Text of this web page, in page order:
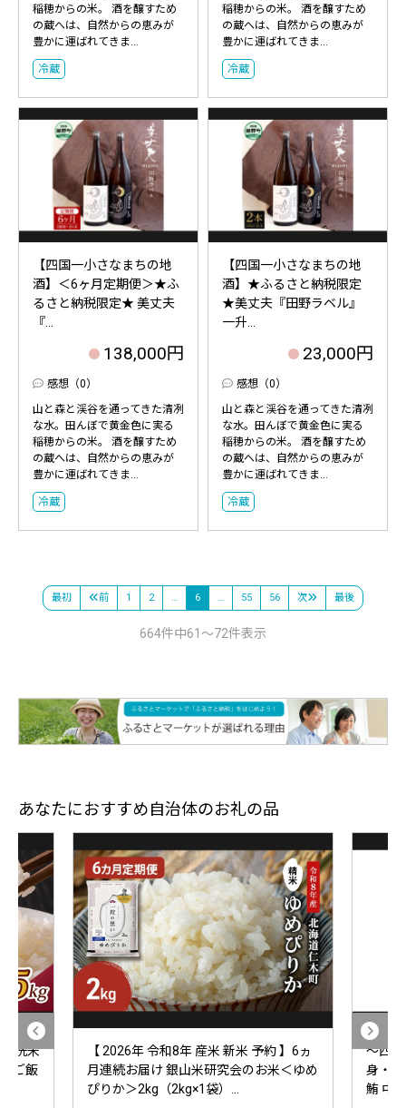
稲穂からの米。 酒を醸すため
の蔵へは、自然からの恵みが
豊かに運ばれてきま...
冷蔵
稲穂からの米。 酒を醸すため
の蔵へは、自然からの恵みが
豊かに運ばれてきま...
冷蔵
【四国一小さなまちの地
酒】＜6ヶ月定期便＞★ふ
るさと納税限定★ 美丈夫
『...
138,000円
感想（0）
山と森と渓谷を通ってきた清冽
な水。田んぼで黄金色に実る
稲穂からの米。 酒を醸すため
の蔵へは、自然からの恵みが
豊かに運ばれてきま...
冷蔵
【四国一小さなまちの地
酒】★ふるさと納税限定
★美丈夫『田野ラベル』
一升...
23,000円
感想（0）
山と森と渓谷を通ってきた清冽
な水。田んぼで黄金色に実る
稲穂からの米。 酒を醸すため
の蔵へは、自然からの恵みが
豊かに運ばれてきま...
冷蔵
最初 前 1 2 … 6 … 55 56 次 最後
664件中61～72件表示
あなたにおすすめ自治体のお礼の品
洗米
ご飯
【 2026年 令和8年 産米 新米 予約 】6ヵ
月連続お届け 銀山米研究会のお米＜ゆめ
ぴりか＞2kg（2kg×1袋）...
～四
身・
鮪 中